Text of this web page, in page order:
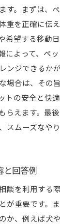
す。まずは、
重を正確に伝
希望する移動
によって、ペ
ンジできるか
場合は、その
トの安全と快
らえます。最
スムーズなや
と回答例
談を利用する
が重要です。
か、例えば犬